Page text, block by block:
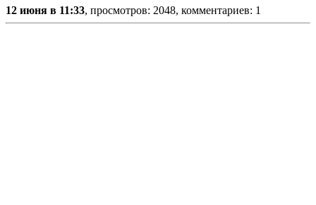
12 июня в 11:33, просмотров: 2048, комментариев: 1